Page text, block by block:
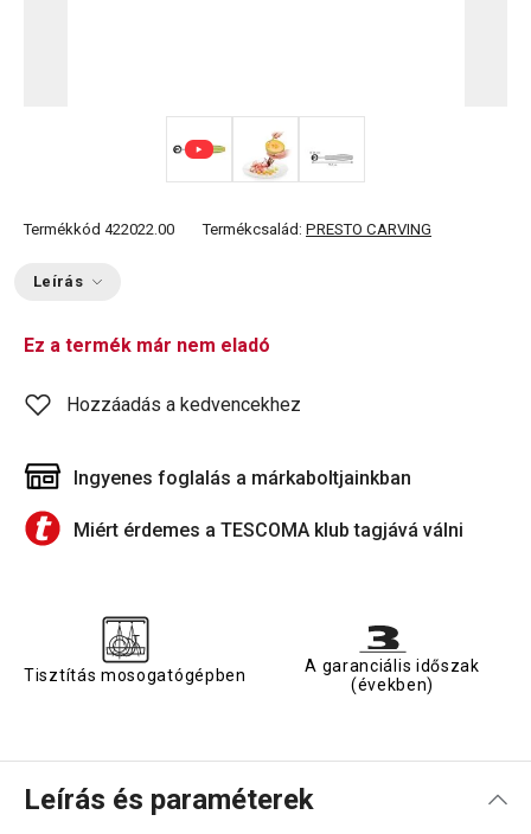
Termékkód 422022.00 Termékcsalád: PRESTO CARVING
Leírás
Ez a termék már nem eladó
Hozzáadás a kedvencekhez
Ingyenes foglalás a márkaboltjainkban
Miért érdemes a TESCOMA klub tagjává válni
Tisztítás mosogatógépben
A garanciális időszak
(években)
Leírás és paraméterek